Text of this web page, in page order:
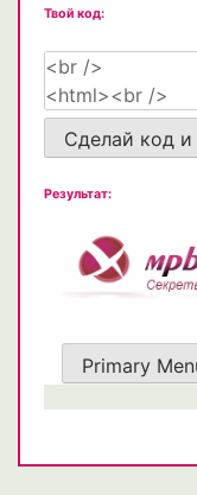
Твой код:
Сделай код
Результат: